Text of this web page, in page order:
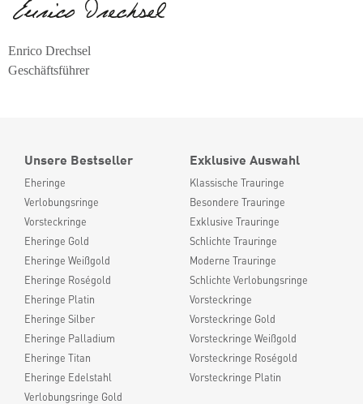
Enrico Drechsel
Geschäftsführer
Unsere Bestseller
Eheringe
Verlobungsringe
Vorsteckringe
Eheringe Gold
Eheringe Weißgold
Eheringe Roségold
Eheringe Platin
Eheringe Silber
Eheringe Palladium
Eheringe Titan
Eheringe Edelstahl
Verlobungsringe Gold
Exklusive Auswahl
Klassische Trauringe
Besondere Trauringe
Exklusive Trauringe
Schlichte Trauringe
Moderne Trauringe
Schlichte Verlobungsringe
Vorsteckringe
Vorsteckringe Gold
Vorsteckringe Weißgold
Vorsteckringe Roségold
Vorsteckringe Platin